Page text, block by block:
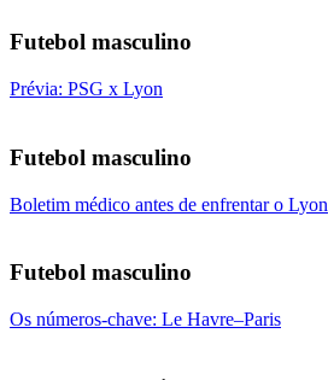
Futebol masculino
Prévia: PSG x Lyon
Futebol masculino
Boletim médico antes de enfrentar o Lyon
Futebol masculino
Os números-chave: Le Havre–Paris